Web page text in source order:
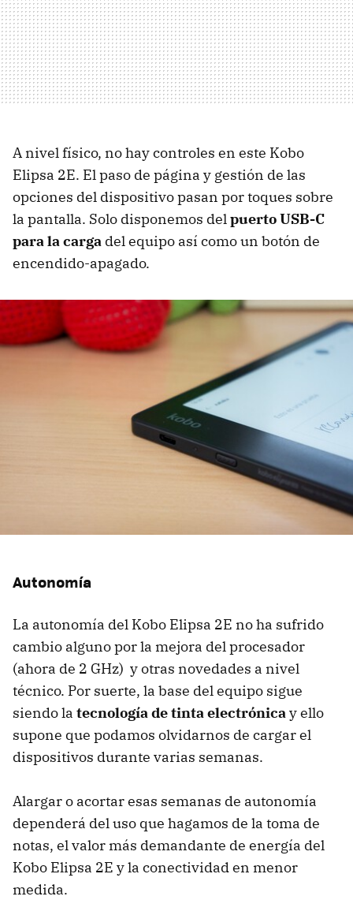
A nivel físico, no hay controles en este Kobo
Elipsa 2E. El paso de página y gestión de las
opciones del dispositivo pasan por toques sobre
la pantalla. Solo disponemos delpuerto USB-C
para la carga del equipo así como un botón de
encendido-apagado.
Autonomía
La autonomía del Kobo Elipsa 2E no ha sufrido
cambio alguno por la mejora del procesador
(ahora de 2 GHz) y otras novedades a nivel
técnico. Por suerte, la base del equipo sigue
siendo la tecnología de tinta electrónicay ello
supone que podamos olvidarnos de cargar el
dispositivos durante varias semanas.
Alargar o acortar esas semanas de autonomía
dependerá del uso que hagamos de la toma de
notas, el valor más demandante de energía del
Kobo Elipsa 2E y la conectividad en menor
medida.